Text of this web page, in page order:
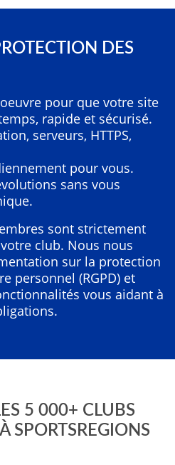
DES
pour que votre site
rapide et sécurisé.
serveurs, HTTPS,
pour vous.
sans vous
sont strictement
club. Nous nous
sur la protection
personnel (RGPD) et
vous aidant à
5 000+ CLUBS
SPORTSREGIONS